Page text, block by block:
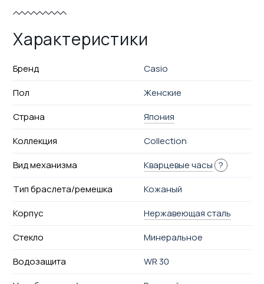
Характеристики
Бренд
Casio
Пол
Женские
Страна
Япония
Коллекция
Collection
Вид механизма
Кварцевые часы ?
Тип браслета/ремешка
Кожаный
Корпус
Нержавеющая сталь
Стекло
Минеральное
Водозащита
WR 30